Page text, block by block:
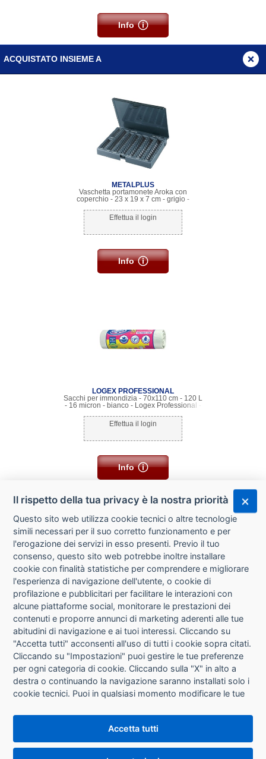
Info
ACQUISTATO INSIEME A
METALPLUS
Vaschetta portamonete Aroka con
coperchio - 23 x 19 x 7 cm - grigio -
Effettua il login
Info
LOGEX PROFESSIONAL
Sacchi per immondizia - 70x110 cm - 120 L
- 16 micron - bianco - Logex Professional -
Effettua il login
Info
CHI SIAMO
CONTATTI
CONDIZIONI DI VENDITA
RICHIESTA RECESSO
PRIVACY
Il rispetto della tua privacy è la nostra priorità
Questo sito web utilizza cookie tecnici o altre tecnologie
simili necessari per il suo corretto funzionamento e per
l'erogazione dei servizi in esso presenti. Previo il tuo
consenso, questo sito web potrebbe inoltre installare
cookie con finalità statistiche per comprendere e migliorare
l'esperienza di navigazione dell'utente, o cookie di
profilazione e pubblicitari per facilitare le interazioni con
alcune piattaforme social, monitorare le prestazioni dei
contenuti e proporre annunci di marketing aderenti alle tue
abitudini di navigazione e ai tuoi interessi. Cliccando su
"Accetta tutti" acconsenti all'uso di tutti i cookie sopra citati.
Cliccando su "Impostazioni" puoi gestire le tue preferenze
per ogni categoria di cookie. Cliccando sulla "X" in alto a
destra o continuando la navigazione saranno installati solo i
cookie tecnici. Puoi in qualsiasi momento modificare le tue
che si trova in fondo alle pagine del sito. Per maggiori
informazioni consulta la nostraInformativa sui cookie
Accetta tutti